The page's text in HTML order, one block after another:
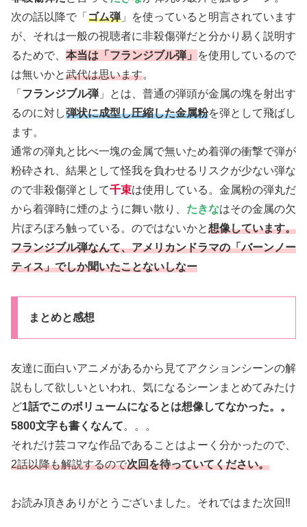
次の話以降で「 ゴム弾 」を使っていると明言されています
が、それは一般の視聴者に非殺傷弾だと分かり易く説明す
るためで、 本当は「フランジブル弾」
を使用しているので
は無いかと武代は思います。
「 フランジブル弾 」とは、普通の弾頭が金属の塊を射出す
るのに対し弾状に成型し圧縮した金属粉を弾として飛ばし
ます。
通常の弾丸と比べ一塊の金属で無いため着弾の衝撃で弾が
粉砕され、結果として怪我を負わせるリスクが少ない弾な
ので非殺傷弾として千束は使用している。金属粉の弾丸だ
から着弾時に煙のように舞い散り、 たきなはその金属の欠
片ぽろぽろ触っている。のではないかと想像しています。
フランジブル弾なんて、アメリカンドラマの「バーンノー
ティス」でしか聞いたことないしなー
まとめと感想
友達に面白いアニメがあるから見てアクションシーンの解
説もして欲しいといわれ、気になるシーンまとめてみたけ
ど1話でこのボリュームになるとは想像してなかった。。
5800文字も書くなんて。。。
それだけ芸コマな作品であることはよーく分かったので、
2話以降も解説するので次回を待っていてください。
お読み頂きありがとうございました。それではまた次回‼